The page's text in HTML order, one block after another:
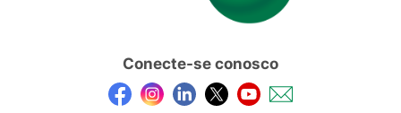
Conecte-se conosco